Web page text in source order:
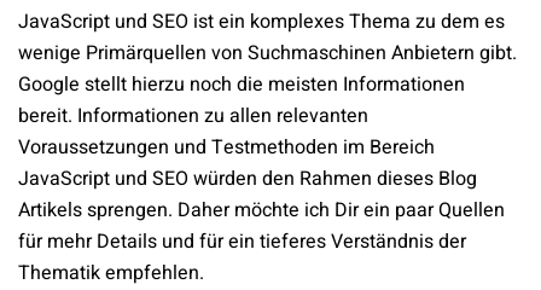
JavaScript und SEO ist ein komplexes Thema zu dem es
wenige Primärquellen von Suchmaschinen Anbietern gibt.
Google stellt hierzu noch die meisten Informationen
bereit. Informationen zu allen relevanten
Voraussetzungen und Testmethoden im Bereich
JavaScript und SEO würden den Rahmen dieses Blog
Artikels sprengen. Daher möchte ich Dir ein paar Quellen
für mehr Details und für ein tieferes Verständnis der
Thematik empfehlen.